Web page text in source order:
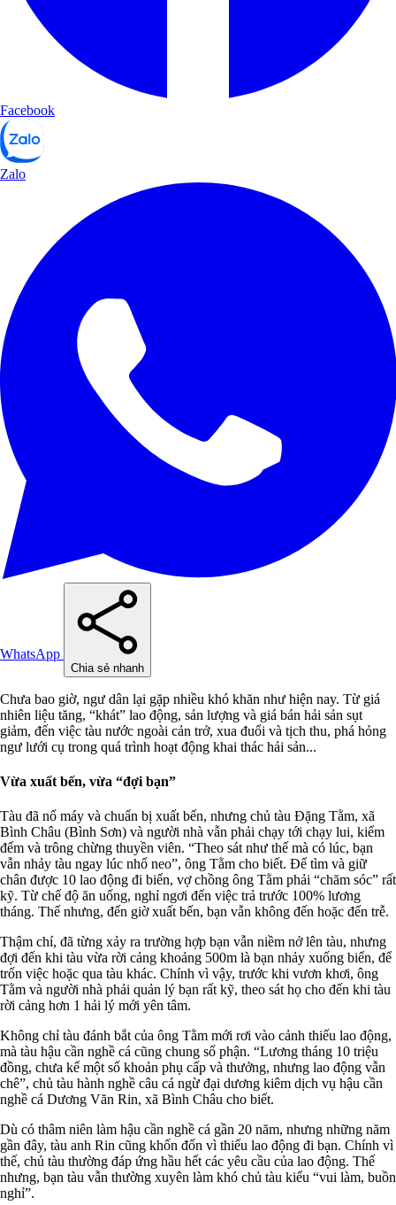
Facebook
Zalo
WhatsApp
Chia sẻ nhanh
Chưa bao giờ, ngư dân lại gặp nhiều khó khăn như hiện nay. Từ giá
nhiên liệu tăng, “khát” lao động, sản lượng và giá bán hải sản sụt
giảm, đến việc tàu nước ngoài cản trở, xua đuổi và tịch thu, phá hỏng
ngư lưới cụ trong quá trình hoạt động khai thác hải sản...
Vừa xuất bến, vừa “đợi bạn”
Tàu đã nổ máy và chuẩn bị xuất bến, nhưng chủ tàu Đặng Tằm, xã
Bình Châu (Bình Sơn) và người nhà vẫn phải chạy tới chạy lui, kiểm
đếm và trông chừng thuyền viên. “Theo sát như thế mà có lúc, bạn
vẫn nhảy tàu ngay lúc nhổ neo”, ông Tằm cho biết. Để tìm và giữ
chân được 10 lao động đi biển, vợ chồng ông Tằm phải “chăm sóc” rất
kỹ. Từ chế độ ăn uống, nghỉ ngơi đến việc trả trước 100% lương
tháng. Thế nhưng, đến giờ xuất bến, bạn vẫn không đến hoặc đến trễ.
Thậm chí, đã từng xảy ra trường hợp bạn vẫn niềm nở lên tàu, nhưng
đợi đến khi tàu vừa rời cảng khoảng 500m là bạn nhảy xuống biển, để
trốn việc hoặc qua tàu khác. Chính vì vậy, trước khi vươn khơi, ông
Tằm và người nhà phải quản lý bạn rất kỹ, theo sát họ cho đến khi tàu
rời cảng hơn 1 hải lý mới yên tâm.
Không chỉ tàu đánh bắt của ông Tằm mới rơi vào cảnh thiếu lao động,
mà tàu hậu cần nghề cá cũng chung số phận. “Lương tháng 10 triệu
đồng, chưa kể một số khoản phụ cấp và thưởng, nhưng lao động vẫn
chê”, chủ tàu hành nghề câu cá ngừ đại dương kiêm dịch vụ hậu cần
nghề cá Dương Văn Rin, xã Bình Châu cho biết.
Dù có thâm niên làm hậu cần nghề cá gần 20 năm, nhưng những năm
gần đây, tàu anh Rin cũng khốn đốn vì thiếu lao động đi bạn. Chính vì
thế, chủ tàu thường đáp ứng hầu hết các yêu cầu của lao động. Thế
nhưng, bạn tàu vẫn thường xuyên làm khó chủ tàu kiểu “vui làm, buồn
nghỉ”.